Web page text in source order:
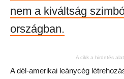
nem a kiváltság
országban.
A cikk a hirdetés
A dél-amerikai leánycég